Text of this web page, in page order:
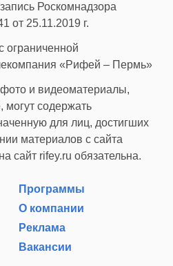
Роскомнадзора
25.11.2019 г.
ограниченной
«Рифей – Пермь»
и видеоматериалы,
содержать
для лиц, достигших
материалов с сайта
сайт rifey.ru обязательна.
Программы
О компании
Реклама
Вакансии